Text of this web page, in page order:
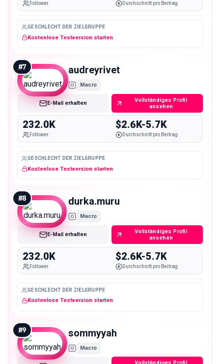
Follower Durchschnitt pro Beitrag
GESCHLECHT DER ZIELGRUPPE
Kostenlose Testversion starten
#7 audreyrivet
Macro
E-Mail erhalten
Vollständiges Profil
ansehen
232.0K
Follower
$2.6K-5.7K
Durchschnitt pro Beitrag
GESCHLECHT DER ZIELGRUPPE
Kostenlose Testversion starten
#8 durka.muru
Macro
E-Mail erhalten
Vollständiges Profil
ansehen
232.0K
Follower
$2.6K-5.7K
Durchschnitt pro Beitrag
GESCHLECHT DER ZIELGRUPPE
Kostenlose Testversion starten
#9 sommyyah
Macro